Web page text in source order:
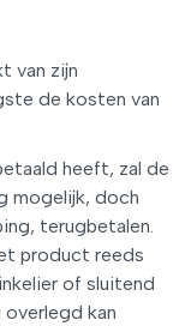
van zijn
de kosten van
heeft, zal de
mogelijk, doch
terugbetalen.
product reeds
of sluitend
kan